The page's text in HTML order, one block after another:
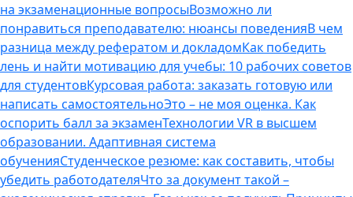
на экзаменационные вопросыВозможно ли
понравиться преподавателю: нюансы поведенияВ чем
разница между рефератом и докладомКак победить
лень и найти мотивацию для учебы: 10 рабочих советов
для студентовКурсовая работа: заказать готовую или
написать самостоятельноЭто – не моя оценка. Как
оспорить балл за экзаменТехнологии VR в высшем
образовании. Адаптивная система
обученияСтуденческое резюме: как составить, чтобы
убедить работодателяЧто за документ такой –